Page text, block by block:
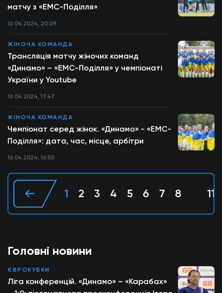
матчу з «ЕМС-Поділля»
16.04.2024, 20:09
ЖІНОЧА КОМАНДА
Трансляція матчу жіночих команд
«Динамо» – «ЕМС-Поділля» у чемпіонаті
України у Youtube
16.04.2024, 17:47
ЖІНОЧА КОМАНДА
Чемпіонат серед жінок. «Динамо» - «ЕМС-
Поділля»: дата, час, місце, арбітри
16.04.2024, 16:50
1 2 3 4 5 6 7 8 11
Головні новини
ЄВРОКУБКИ
Ліга конференцій. «Динамо» – «Карабах»